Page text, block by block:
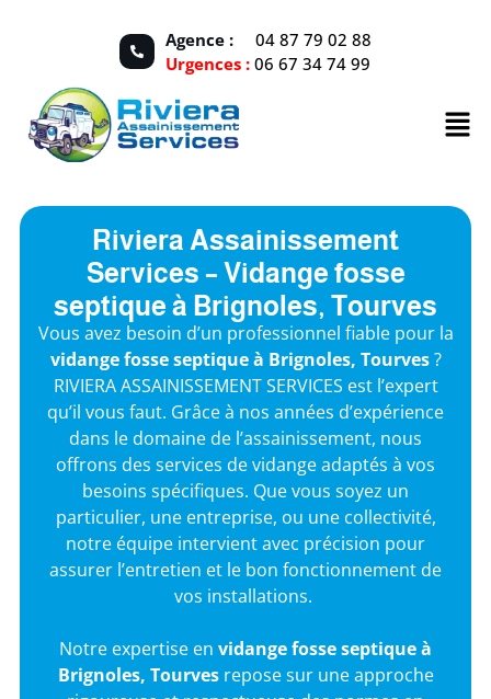
Agence :
04 87 79 02 88
Urgences : 06 67 34 74 99
Riviera Assainissement
Services – Vidange fosse
septique à Brignoles, Tourves
Vous avez besoin d’un professionnel fiable pour la
vidange fosse septique à Brignoles, Tourves?
RIVIERA ASSAINISSEMENT SERVICES est l’expert
qu’il vous faut. Grâce à nos années d’expérience
dans le domaine de l’assainissement, nous
offrons des services de vidange adaptés à vos
besoins spécifiques. Que vous soyez un
particulier, une entreprise, ou une collectivité,
notre équipe intervient avec précision pour
assurer l’entretien et le bon fonctionnement de
vos installations.
Notre expertise en vidange fosse septique à
Brignoles, Tourvesrepose sur une approche